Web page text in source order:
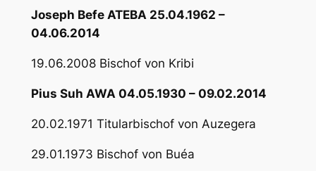
Joseph Befe ATEBA 25.04.1962 –
04.06.2014
19.06.2008 Bischof von Kribi
Pius Suh AWA 04.05.1930 – 09.02.2014
20.02.1971 Titularbischof von Auzegera
29.01.1973 Bischof von Buéa